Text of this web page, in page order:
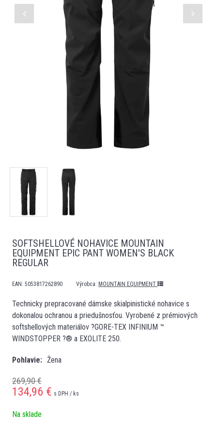
SOFTSHELLOVÉ NOHAVICE MOUNTAIN
EQUIPMENT EPIC PANT WOMEN'S BLACK
REGULAR
EAN: 5053817262890 Výrobca: MOUNTAIN EQUIPMENT
Technicky prepracované dámske skialpinistické nohavice s
dokonalou ochranou a priedušnosťou. Vyrobené z prémiových
softshellových materiálov ?GORE-TEX INFINIUM ™
WINDSTOPPER ?® a EXOLITE 250.
Pohlavie Žena
269,90 €
134,96 € s DPH / ks
Na sklade